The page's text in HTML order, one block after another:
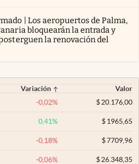
| Los aeropuertos de Palma,
bloquearán la entrada y
la renovación del
Variación
Valor
-0,02% $20.176,00
0,41% $1965,65
-0,18% $7709,96
-0,06% $26.348,35